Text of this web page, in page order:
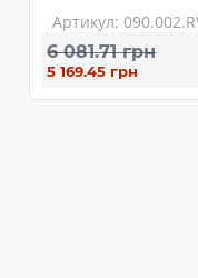
Артикул:
6 081.71 грн
5 169.45 грн